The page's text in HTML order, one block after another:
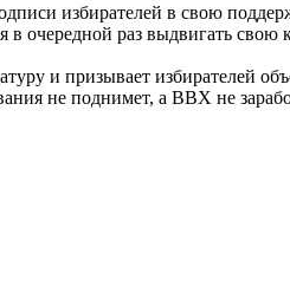
избирателей в свою
очередной раз выдвигать свою
и призывает избирателей
не поднимет, а ВВХ не